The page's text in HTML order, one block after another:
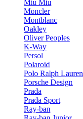
Miu Miu
Moncler
Montblanc
Oakley
Oliver Peoples
K-Way
Persol
Polaroid
Polo Ralph Lauren
Porsche Design
Prada
Prada Sport
Ray-ban